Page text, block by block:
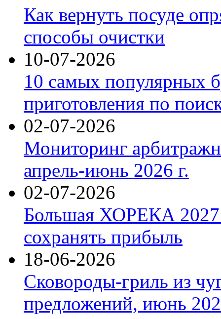
Как вернуть посуде
способы очистки
10-07-2026
10 самых популярных
приготовления по
02-07-2026
Мониторинг
апрель-июнь 2026 г.
02-07-2026
Большая ХОРЕКА 2027:
сохранять прибыль
18-06-2026
Сковороды-гриль из
предложений, июнь